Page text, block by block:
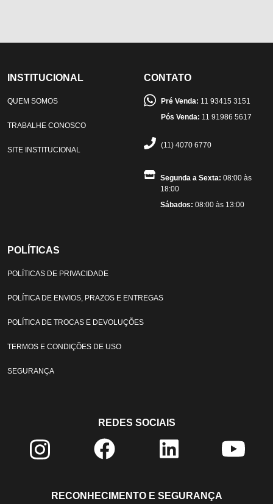
INSTITUCIONAL
QUEM SOMOS
TRABALHE CONOSCO
SITE INSTITUCIONAL
CONTATO
Pré Venda: 11 93415 3151
Pós Venda: 11 91986 5617
(11) 4070 6770
Segunda a Sexta: 08:00 às
18:00
Sábados: 08:00 às 13:00
POLÍTICAS
POLÍTICAS DE PRIVACIDADE
POLÍTICA DE ENVIOS, PRAZOS E ENTREGAS
POLÍTICA DE TROCAS E DEVOLUÇÕES
TERMOS E CONDIÇÕES DE USO
SEGURANÇA
REDES SOCIAIS
RECONHECIMENTO E SEGURANÇA